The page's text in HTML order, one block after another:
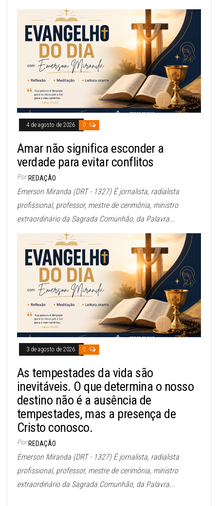
4 de agosto de 2026 0
Amar não significa esconder a
verdade para evitar conflitos
Por REDAÇÃO
Emerson Miranda (DRT - 1327) É jornalista, radialista
profissional, professor, mestre de cerimônia, ministro
extraordinário da Sagrada Comunhão, da Palavra...
3 de agosto de 2026 0
As tempestades da vida são
inevitáveis. O que determina o nosso
destino não é a ausência de
tempestades, mas a presença de
Cristo conosco.
Por REDAÇÃO
Emerson Miranda (DRT - 1327) É jornalista, radialista
profissional, professor, mestre de cerimônia, ministro
extraordinário da Sagrada Comunhão, da Palavra...